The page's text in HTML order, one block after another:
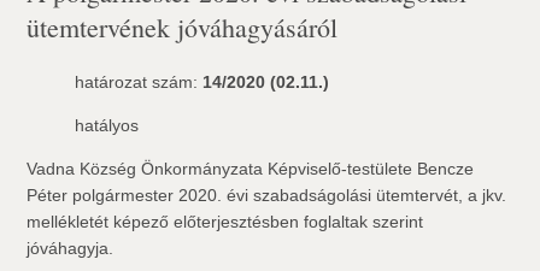
ütemtervének jóváhagyásáról
határozat szám: 14/2020 (02.11.)
hatályos
Vadna Község Önkormányzata Képviselő-testülete Bencze
Péter polgármester 2020. évi szabadságolási ütemtervét, a jkv.
mellékletét képező előterjesztésben foglaltak szerint
jóváhagyja.